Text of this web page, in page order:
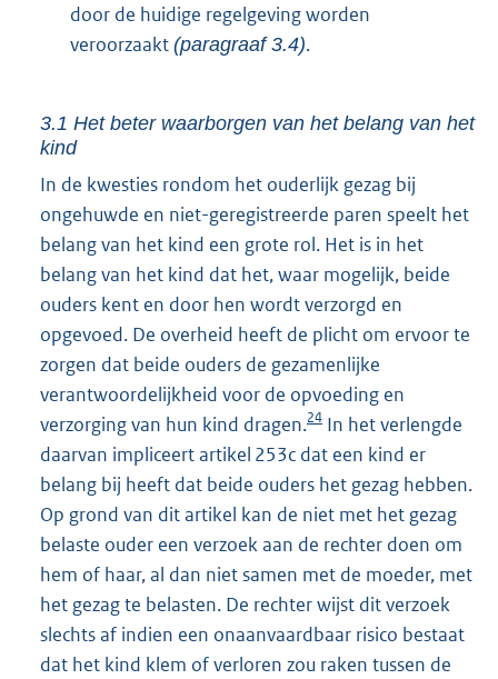
door de huidige regelgeving worden
veroorzaakt (paragraaf 3.4).
3.1 Het beter waarborgen van het belang van het
kind
In de kwesties rondom het ouderlijk gezag bij
ongehuwde en niet-geregistreerde paren speelt het
belang van het kind een grote rol. Het is in het
belang van het kind dat het, waar mogelijk, beide
ouders kent en door hen wordt verzorgd en
opgevoed. De overheid heeft de plicht om ervoor te
zorgen dat beide ouders de gezamenlijke
verantwoordelijkheid voor de opvoeding en
verzorging van hun kind dragen.24 In het verlengde
daarvan impliceert artikel 253c dat een kind er
belang bij heeft dat beide ouders het gezag hebben.
Op grond van dit artikel kan de niet met het gezag
belaste ouder een verzoek aan de rechter doen om
hem of haar, al dan niet samen met de moeder, met
het gezag te belasten. De rechter wijst dit verzoek
slechts af indien een onaanvaardbaar risico bestaat
dat het kind klem of verloren zou raken tussen de